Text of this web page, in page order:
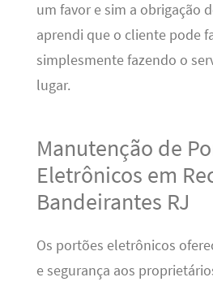
um favor e sim a obrigação
aprendi que o cliente pode
simplesmente fazendo o
lugar.
Manutenção de
Eletrônicos em
Bandeirantes RJ
Os portões eletrônicos
e segurança aos